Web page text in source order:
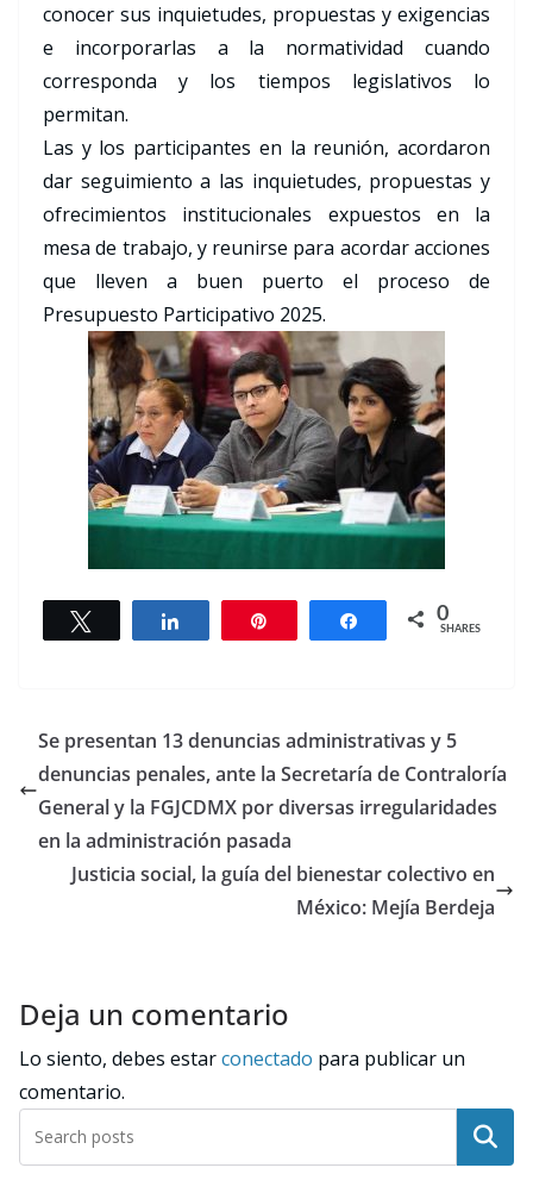
conocer sus inquietudes, propuestas y exigencias
e incorporarlas a la normatividad cuando
corresponda y los tiempos legislativos lo
permitan.
Las y los participantes en la reunión, acordaron
dar seguimiento a las inquietudes, propuestas y
ofrecimientos institucionales expuestos en la
mesa de trabajo, y reunirse para acordar acciones
que lleven a buen puerto el proceso de
Presupuesto Participativo 2025.
Share 0
SHARES
Se presentan 13 denuncias administrativas y 5
denuncias penales, ante la Secretaría de Contraloría
General y la FGJCDMX por diversas irregularidades
en la administración pasada
Justicia social, la guía del bienestar colectivo en
México: Mejía Berdeja
Deja un comentario
Lo siento, debes estarconectado para publicar un
comentario.
Buscar